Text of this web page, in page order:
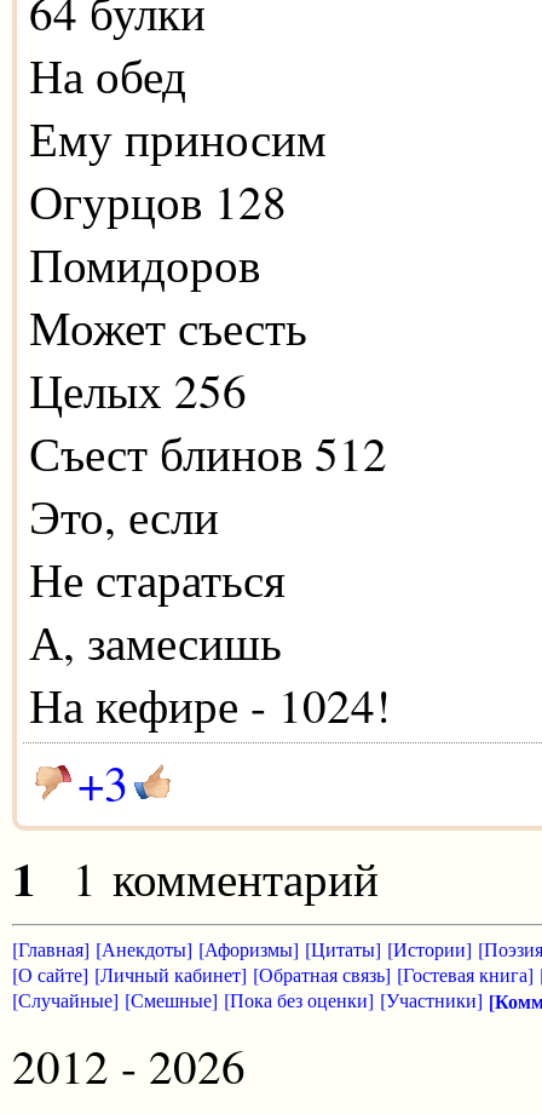
На обед
Ему приносим
Огурцов 128
Помидоров
Может съесть
Целых 256
Съест блинов 512
Это, если
Не стараться
А, замесишь
На кефире - 1024!
+3
1 1 комментарий
[Главная] [Анекдоты] [Афоризмы] [Цитаты] [Истории]
[О сайте] [Личный кабинет] [Обратная связь] [Гостевая книга]
[Случайные] [Смешные] [Пока без оценки] [Участники]
2012 - 2026